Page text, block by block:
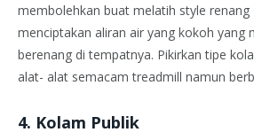
membolehkan buat melatih style renang
menciptakan aliran air yang kokoh yang
berenang di tempatnya. Pikirkan tipe
alat- alat semacam treadmill namun
4. Kolam Publik